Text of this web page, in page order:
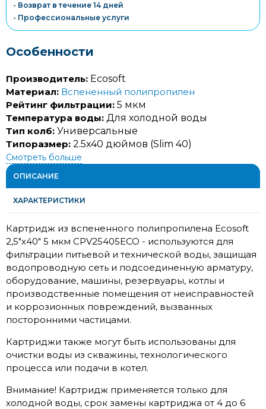
- Возврат в течение 14 дней
- Профессиональные услуги
Особенности
Производитель: Ecosoft
Материал: Вспененный полипропилен
Рейтинг фильтрации: 5 мкм
Температура воды: Для холодной воды
Тип колб: Универсальные
Типоразмер: 2.5x40 дюймов (Slim 40)
Смотреть больше
ОПИСАНИЕ
ХАРАКТЕРИСТИКИ
Картридж из вспененного полипропилена Ecosoft
2,5"x40" 5 мкм CPV25405ECO - используются для
фильтрации питьевой и технической воды, защищая
водопроводную сеть и подсоединенную арматуру,
оборудование, машины, резервуары, котлы и
производственные помещения от неисправностей
и коррозионных повреждений, вызванных
посторонними частицами.
Картриджи также могут быть использованы для
очистки воды из скважины, технологического
процесса или подачи в котел.
Внимание! Картридж применяется только для
холодной воды, срок замены картриджа от 4 до 6